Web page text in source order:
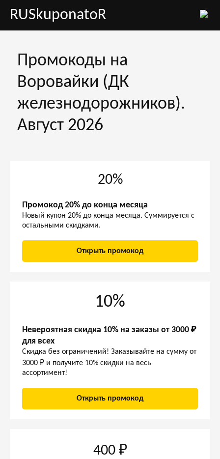
RUSkuponatoR
Промокоды на
Воровайки (ДК
железнодорожников).
Август 2026
20%
Промокод 20% до конца месяца
Новый купон 20% до конца месяца. Суммируется с
остальными скидками.
Открыть промокод
10%
Невероятная скидка 10% на заказы от 3000 ₽
для всех
Скидка без ограничений! Заказывайте на сумму от
3000 ₽ и получите 10% скидки на весь
ассортимент!
Открыть промокод
400 ₽